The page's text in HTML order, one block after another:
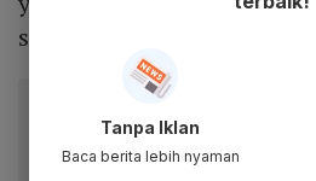
semester I 2019.
Baca artikel ini lewat
Dapatkan pengalaman membaca
fitur menarik lainnya lewat aplikasi
Tanpa Iklan
Baca berita lebih nyaman